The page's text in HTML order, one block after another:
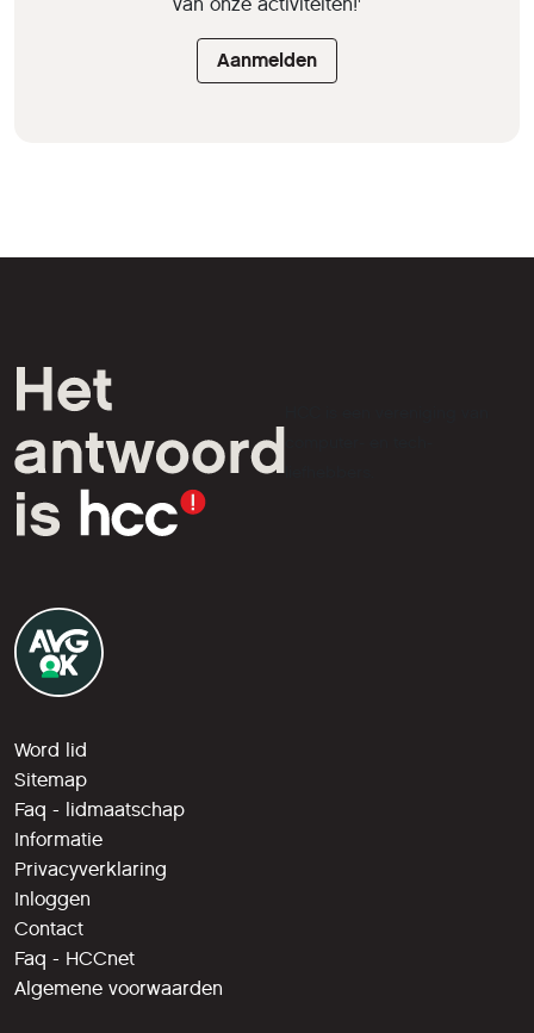
Aanmelden
liefhebbers.
Word lid
Sitemap
Faq - lidmaatschap
Informatie
Privacyverklaring
Inloggen
Contact
Faq - HCCnet
Algemene voorwaarden